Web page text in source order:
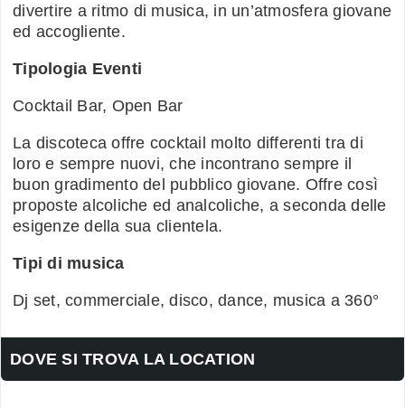
divertire a ritmo di musica, in un’atmosfera giovane
ed accogliente.
Tipologia Eventi
Cocktail Bar, Open Bar
La discoteca offre cocktail molto differenti tra di
loro e sempre nuovi, che incontrano sempre il
buon gradimento del pubblico giovane. Offre così
proposte alcoliche ed analcoliche, a seconda delle
esigenze della sua clientela.
Tipi di musica
Dj set, commerciale, disco, dance, musica a 360°
DOVE SI TROVA LA LOCATION